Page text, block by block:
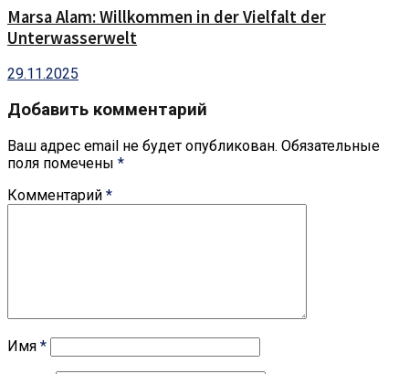
Marsa Alam: Willkommen in der Vielfalt der
Unterwasserwelt
29.11.2025
Добавить комментарий
Ваш адрес email не будет опубликован. Обязательные
поля помечены *
Комментарий *
Имя *